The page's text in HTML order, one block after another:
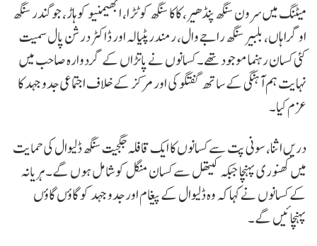
میٹنگ میں سرون سنگھ پنڈھیر، کاکا سنگھ کوٹڑا، ابھیمنیو کوہاڑ، جوگندر سنگھ
اوگراہاں، بلبیر سنگھ راجےوال، رمندر پٹیالہ اور ڈاکٹر درشن پال سمیت
کئی کسان رہنما موجود تھے۔ کسانوں نے پاتڑاں کے گردوارہ صاحب میں
نہایت ہم آہنگی کے ساتھ گفتگو کی اور مرکز کے خلاف اجتماعی جدوجہد کا
عزم کیا۔
دریں اثنا، سونی پت سے کسانوں کا ایک قافلہ جگجیت سنگھ ڈلیوال کی حمایت
میں کھنوری پہنچا جبکہ کیتھل سے کسان منگل کو شامل ہوں گے۔ ہریانہ
کے کسانوں نے کہا کہ وہ ڈلیوال کے پیغام اور جدوجہد کو گاؤں گاؤں
پہنچائیں گے۔